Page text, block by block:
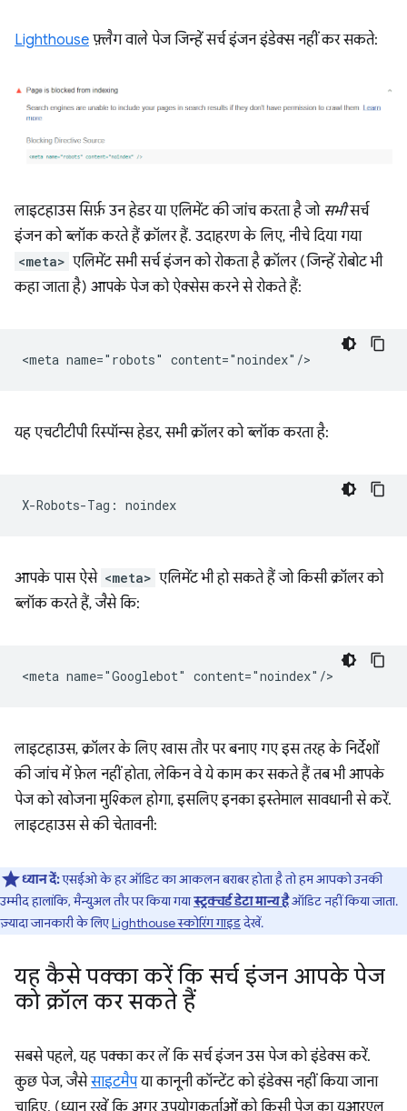
Lighthouse फ़्लैग वाले पेज जिन्हें सर्च इंजन इंडेक्स नहीं कर सकते:
लाइटहाउस सिर्फ़ उन हेडर या एलिमेंट की जांच करता है जो सभीसर्च
इंजन को ब्लॉक करते हैं क्रॉलर हैं. उदाहरण के लिए, नीचे दिया गया
<meta> एलिमेंट सभी सर्च इंजन को रोकता है क्रॉलर (जिन्हें रोबोट भी
कहा जाता है) आपके पेज को ऐक्सेस करने से रोकते हैं:
यह एचटीटीपी रिस्पॉन्स हेडर, सभी क्रॉलर को ब्लॉक करता है:
आपके पास ऐसे <meta> एलिमेंट भी हो सकते हैं जो किसी क्रॉलर को
ब्लॉक करते हैं, जैसे कि:
लाइटहाउस, क्रॉलर के लिए खास तौर पर बनाए गए इस तरह के निर्देशों
की जांच में फ़ेल नहीं होता, लेकिन वे ये काम कर सकते हैं तब भी आपके
पेज को खोजना मुश्किल होगा, इसलिए इनका इस्तेमाल सावधानी से करें.
लाइटहाउस से की चेतावनी:
ध्यान दें:एसईओ के हर ऑडिट का आकलन बराबर होता है तो हम आपको उनकी
उम्मीद हालांकि, मैन्युअल तौर पर किया गयास्ट्रक्चर्ड डेटा मान्य हैऑडिट नहीं किया जाता.
ज़्यादा जानकारी के लिएLighthouse स्कोरिंग गाइडदेखें.
यह कैसे पक्का करें कि सर्च इंजन आपके पेज
को क्रॉल कर सकते हैं
सबसे पहले, यह पक्का कर लें कि सर्च इंजन उस पेज को इंडेक्स करें.
कुछ पेज, जैसेसाइटमैपया कानूनी कॉन्टेंट को इंडेक्स नहीं किया जाना
चाहिए. (ध्यान रखें कि अगर उपयोगकर्ताओं को किसी पेज का यूआरएल